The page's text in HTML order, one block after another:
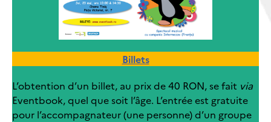
Billets
L’obtention d’un billet, au prix de 40 RON, se fait via
Eventbook, quel que soit l’âge. L’entrée est gratuite
pour l’accompagnateur (une personne) d’un groupe